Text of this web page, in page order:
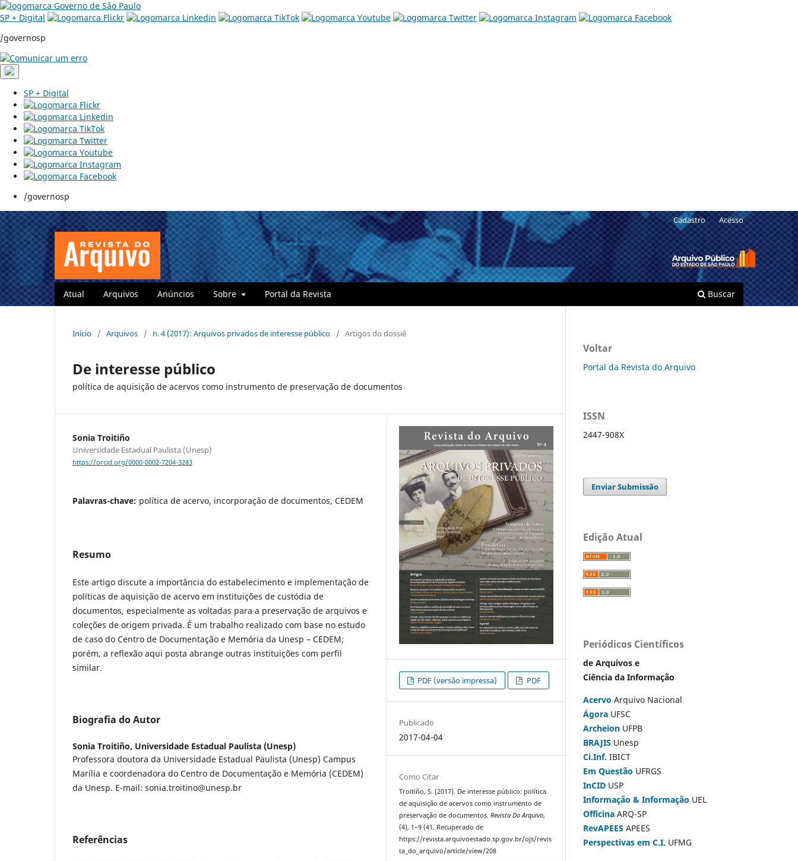
SP + Digital
/governosp
SP + Digital
/governosp
Atual Arquivos Anúncios Sobre Portal da Revista Buscar
Cadastro Acesso
Início / Arquivos / n. 4 (2017): Arquivos privados de interesse público / Artigos do dossiê
De interesse público
política de aquisição de acervos como instrumento de preservação de documentos
Sonia Troitiño
Universidade Estadual Paulista (Unesp)
https://orcid.org/0000-0002-7204-3283
Palavras-chave: política de acervo, incorporação de documentos, CEDEM
Resumo
Este artigo discute a importância do estabelecimento e implementação de
políticas de aquisição de acervo em instituições de custódia de
documentos, especialmente as voltadas para a preservação de arquivos e
coleções de origem privada. É um trabalho realizado com base no estudo
de caso do Centro de Documentação e Memória da Unesp – CEDEM;
porém, a reflexão aqui posta abrange outras instituições com perfil
similar.
Biografia do Autor
Sonia Troitiño, Universidade Estadual Paulista (Unesp)
Professora doutora da Universidade Estadual Paulista (Unesp) Campus
Marília e coordenadora do Centro de Documentação e Memória (CEDEM)
da Unesp. E-mail: sonia.troitino@unesp.br
Referências
PDF (versão impressa) PDF
Publicado
2017-04-04
Como Citar
Troitiño, S. (2017). De interesse público: política
de aquisição de acervos como instrumento de
preservação de documentos.Revista Do Arquivo,
(4), 1–9 (41. Recuperado de
https://revista.arquivoestado.sp.gov.br/ojs/revis
ta_do_arquivo/article/view/208
Voltar
Portal da Revista do Arquivo
ISSN
2447-908X
Enviar Submissão
Edição Atual
Periódicos Científicos
de Arquivos e
Ciência da Informação
Acervo Arquivo Nacional
Ágora UFSC
Archeion UFPB
BRAJIS Unesp
Ci.Inf. IBICT
Em Questão UFRGS
InCID USP
Informação & Informação UEL
Officina ARQ-SP
RevAPEES APEES
Perspectivas em C.I. UFMG